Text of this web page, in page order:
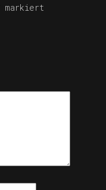
markiert